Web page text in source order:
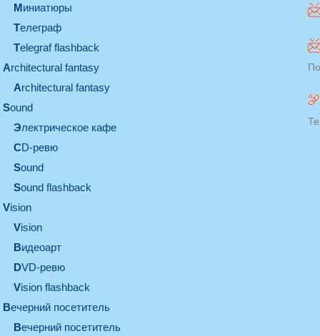
миниатюры
телеграф
Telegraf flashback
architectural fantasy
architectural fantasy
sound
электрическое кафе
CD-ревю
sound
Sound flashback
vision
vision
видеоарт
DVD-ревю
Vision flashback
вечерний посетитель
вечерний посетитель